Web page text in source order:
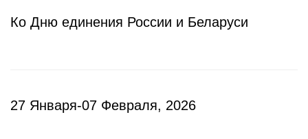
Ко Дню единения России и Беларуси
27 Января-07 Февраля, 2026